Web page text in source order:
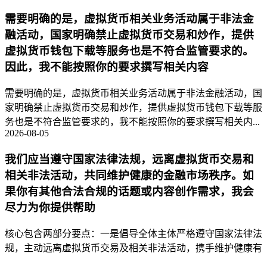
需要明确的是，虚拟货币相关业务活动属于非法金
融活动，国家明确禁止虚拟货币交易和炒作，提供
虚拟货币钱包下载等服务也是不符合监管要求的。
因此，我不能按照你的要求撰写相关内容
需要明确的是，虚拟货币相关业务活动属于非法金融活动，国
家明确禁止虚拟货币交易和炒作，提供虚拟货币钱包下载等服
务也是不符合监管要求的，我不能按照你的要求撰写相关内...
2026-08-05
我们应当遵守国家法律法规，远离虚拟货币交易和
相关非法活动，共同维护健康的金融市场秩序。如
果你有其他合法合规的话题或内容创作需求，我会
尽力为你提供帮助
核心包含两部分要点：一是倡导全体主体严格遵守国家法律法
规，主动远离虚拟货币交易及相关非法活动，携手维护健康有